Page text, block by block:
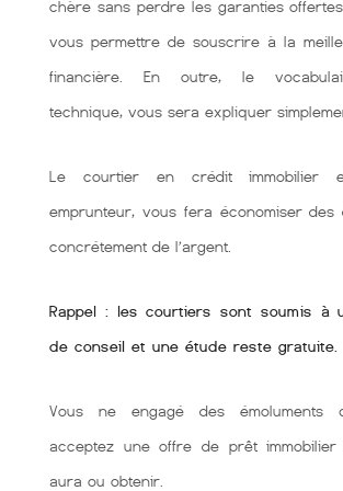
chère sans perdre les garanties
vous permettre de souscrire à la
financière. En outre, le
technique, vous sera expliquer
Le courtier en crédit immobilier
emprunteur, vous fera économiser des
concrétement de l’argent.
Rappel : les courtiers sont soumis à
de conseil et une étude reste gratuite.
Vous ne engagé des
acceptez une offre de prêt
aura ou obtenir.